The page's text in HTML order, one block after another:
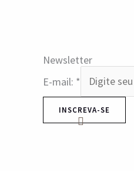
Newsletter
E-mail: *
INSCREVA-SE